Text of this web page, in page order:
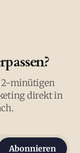
2-minütigen
direkt in
Abonnieren